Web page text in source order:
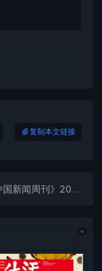
复制本文链接
《中国新闻周刊》2025年度全彩精校PDF杂志合集订阅下载
微刊